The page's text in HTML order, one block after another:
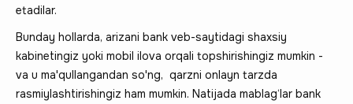
etadilar.
Bunday hollarda, arizani bank veb-saytidagi shaxsiy
kabinetingiz yoki mobil ilova orqali topshirishingiz mumkin -
va u ma'qullangandan so'ng, qarzni onlayn tarzda
rasmiylashtirishingiz ham mumkin. Natijada mablag‘lar bank